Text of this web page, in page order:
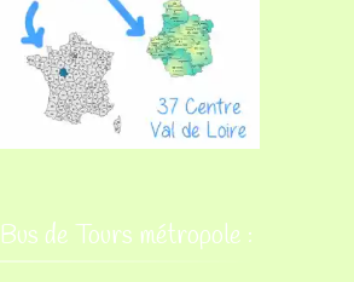
Bus de Tours métropole :